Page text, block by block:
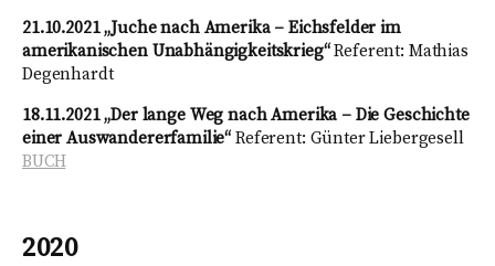
21.10.2021 „Juche nach Amerika – Eichsfelder im
amerikanischen Unabhängigkeitskrieg“Referent: Mathias
Degenhardt
18.11.2021 „Der lange Weg nach Amerika – Die Geschichte
einer Auswandererfamilie“ Referent: Günter Liebergesell
BUCH
2020